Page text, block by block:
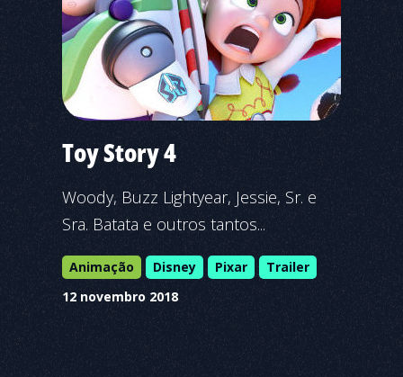
Toy Story 4
Woody, Buzz Lightyear, Jessie, Sr. e
Sra. Batata e outros tantos...
Animação Disney Pixar
Trailer
12 novembro 2018